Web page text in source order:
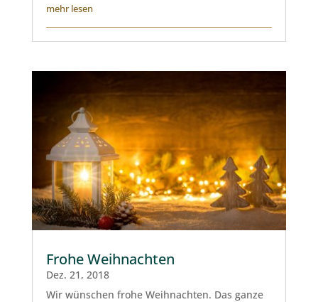
mehr lesen
Frohe Weihnachten
Dez. 21, 2018
Wir wünschen frohe Weihnachten. Das ganze